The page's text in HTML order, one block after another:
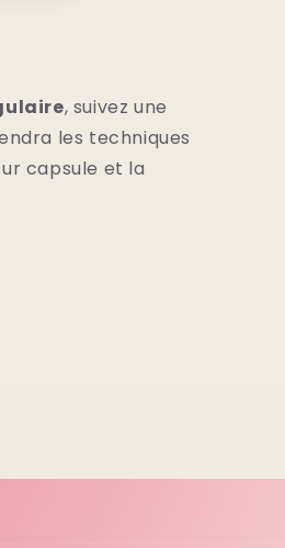
, suivez une
les techniques
capsule et la